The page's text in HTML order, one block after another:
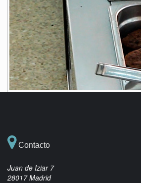
Contacto
Juan de Iziar 7
28017 Madrid